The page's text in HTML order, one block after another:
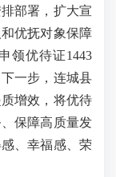
部署，扩大宣
优抚对象保障
领优待证1443
一步，连城县
增效，将优待
保障高质量发
、幸福感、荣